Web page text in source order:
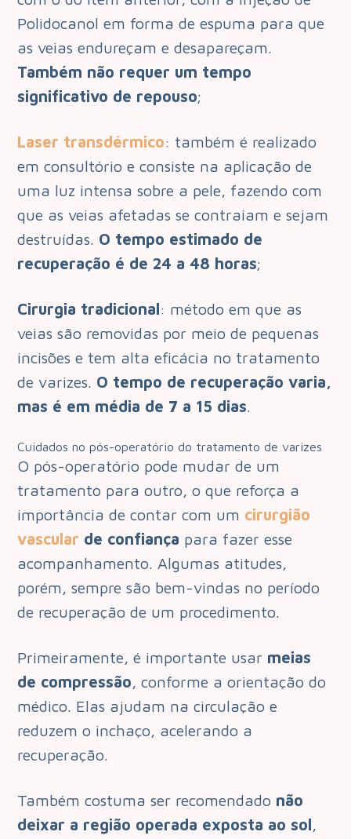
Polidocanol em forma de espuma para que
as veias endureçam e desapareçam.
Também não requer um tempo
significativo de repouso;
Laser transdérmico: também é realizado
em consultório e consiste na aplicação de
uma luz intensa sobre a pele, fazendo com
que as veias afetadas se contraiam e sejam
destruídas. O tempo estimado de
recuperação é de 24 a 48 horas;
Cirurgia tradicional: método em que as
veias são removidas por meio de pequenas
incisões e tem alta eficácia no tratamento
de varizes. O tempo de recuperação varia,
mas é em média de 7 a 15 dias.
Cuidados no pós-operatório do tratamento de varizes
O pós-operatório pode mudar de um
tratamento para outro, o que reforça a
importância de contar com um cirurgião
vascular de confiança para fazer esse
acompanhamento. Algumas atitudes,
porém, sempre são bem-vindas no período
de recuperação de um procedimento.
Primeiramente, é importante usar meias
de compressão, conforme a orientação do
médico. Elas ajudam na circulação e
reduzem o inchaço, acelerando a
recuperação.
Também costuma ser recomendado não
deixar a região operada exposta ao sol,